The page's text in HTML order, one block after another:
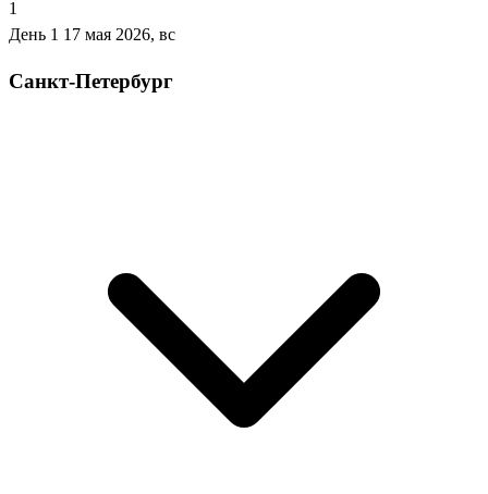
1
День 1 17 мая 2026, вс
Санкт-Петербург